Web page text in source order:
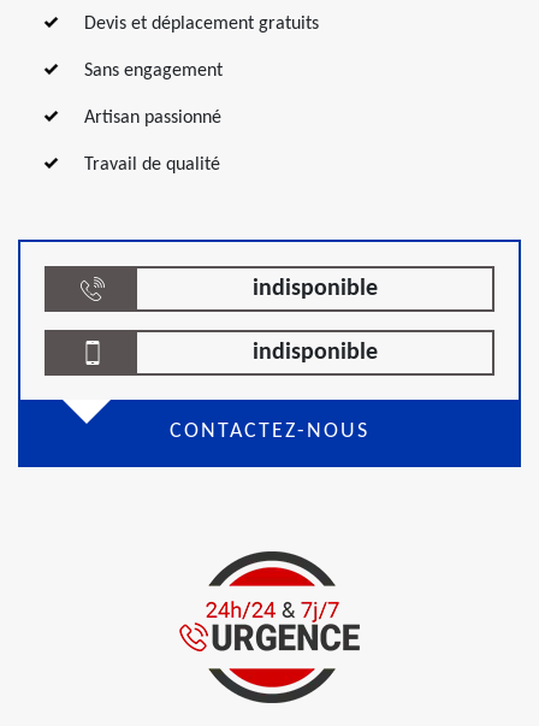
Devis et déplacement gratuits
Sans engagement
Artisan passionné
Travail de qualité
indisponible
indisponible
CONTACTEZ-NOUS